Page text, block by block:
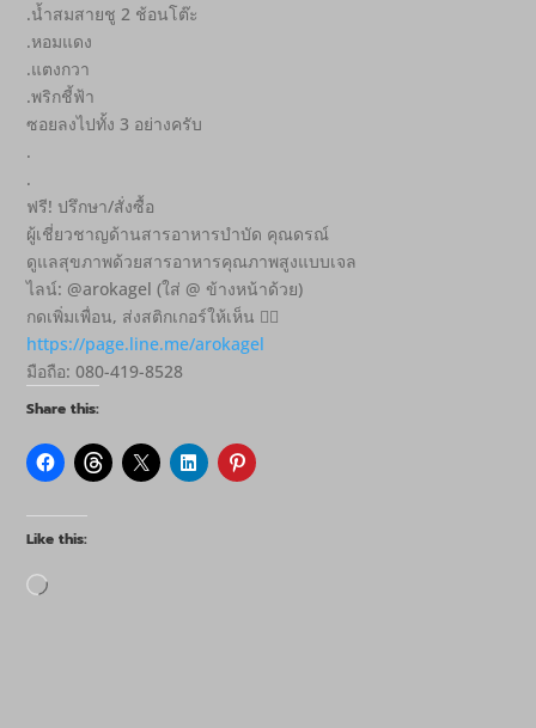
.น้ำสมสายชู 2 ช้อนโต๊ะ
.หอมแดง
.แตงกวา
.พริกชี้ฟ้า
ซอยลงไปทั้ง 3 อย่างครับ
.
.
ฟรี! ปรึกษา/สั่งซื้อ
ผู้เชี่ยวชาญด้านสารอาหารบำบัด คุณดรณ์
ดูแลสุขภาพด้วยสารอาหารคุณภาพสูงแบบเจล
ไลน์: @arokagel (ใส่ @ ข้างหน้าด้วย)
กดเพิ่มเพื่อน, ส่งสติกเกอร์ให้เห็น 👇🏻
https://page.line.me/arokagel
มือถือ: 080-419-8528
Share this:
Like this:
Loading…